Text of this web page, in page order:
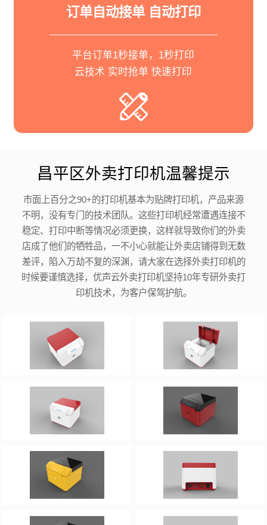
订单自动接单 自动打印
平台订单1秒接单，1秒打印
云技术 实时抢单 快速打印
昌平区外卖打印机温馨提示
市面上百分之90+的打印机基本为贴牌打印机，产品来源
不明，没有专门的技术团队。这些打印机经常遭遇连接不
稳定、打印中断等情况必须更换，这样就导致你们的外卖
店成了他们的牺牲品，一不小心就能让外卖店铺得到无数
差评，陷入万劫不复的深渊，请大家在选择外卖打印机的
时候要谨慎选择，优声云外卖打印机坚持10年专研外卖打
印机技术，为客户保驾护航。